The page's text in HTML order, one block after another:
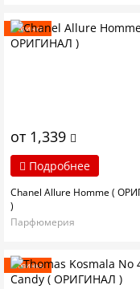
Новинка
от 1,339
Подробнее
Chanel Allure Homme (
)
Парфюмерия
Новинка